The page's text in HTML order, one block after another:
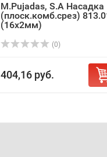
M.Pujadas, S.A Насадка
(плоск.комб.срез)
(16х2мм)
(0)
404,16 руб.